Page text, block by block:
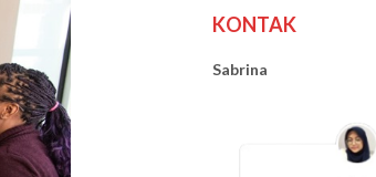
KONTAK
Sabrina